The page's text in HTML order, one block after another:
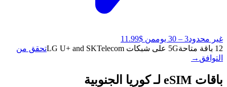
غير محدود3 – 30 يوم
من $11.99
12 باقة متاحة
5G على شبكات LG U+ and SKTelecom
تحقق من
التوافق →
باقات eSIM لـ كوريا الجنوبية